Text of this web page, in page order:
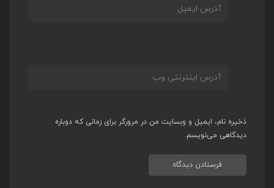
ذخیره نام، ایمیل و وبسایت من در مرورگر برای زمانی که دوباره
دیدگاهی می‌نویسم.